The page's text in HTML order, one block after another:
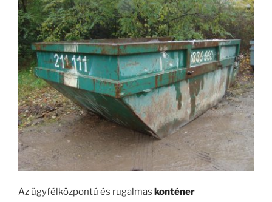
Az ügyfélközpontú és rugalmas konténer